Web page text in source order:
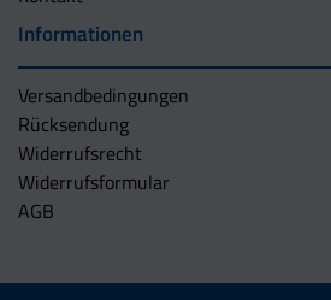
Informationen
Versandbedingungen
Rücksendung
Widerrufsrecht
Widerrufsformular
AGB